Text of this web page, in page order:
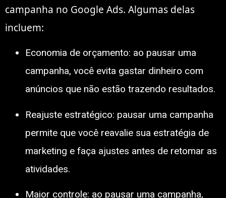
campanha no Google Ads. Algumas delas
incluem:
Economia de orçamento: ao pausar uma
campanha, você evita gastar dinheiro com
anúncios que não estão trazendo resultados.
Reajuste estratégico: pausar uma campanha
permite que você reavalie sua estratégia de
marketing e faça ajustes antes de retomar as
atividades.
Maior controle: ao pausar uma campanha,